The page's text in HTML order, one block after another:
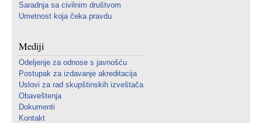
Saradnja sa civilnim društvom
Umetnost koja čeka pravdu
Mediji
Odeljenje za odnose s javnošću
Postupak za izdavanje akreditacija
Uslovi za rad skupštinskih izveštača
Obaveštenja
Dokumenti
Kontakt